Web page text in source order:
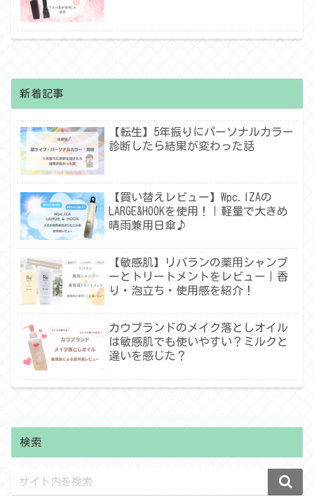
新着記事
【転生】5年振りにパーソナルカラー
診断したら結果が変わった話
【買い替えレビュー】Wpc.IZAの
LARGE&HOOKを使用！｜軽量で大きめ
晴雨兼用日傘♪
【敏感肌】リバランの薬用シャンプ
ーとトリートメントをレビュー｜香
り・泡立ち・使用感を紹介！
カウブランドのメイク落としオイル
は敏感肌でも使いやすい？ミルクと
違いを感じた？
検索